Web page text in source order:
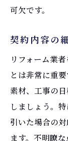
可欠です。
契約内容の
リフォーム業
とは非常に重
素材、工事の
しましょう。
引いた場合の
ます。不明瞭